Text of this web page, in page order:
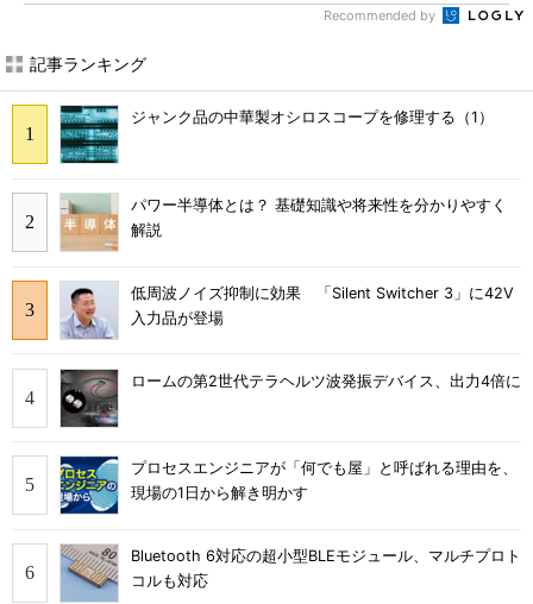
Recommended by
記事ランキング
ジャンク品の中華製オシロスコープを修理する（1）
パワー半導体とは？ 基礎知識や将来性を分かりやすく
解説
低周波ノイズ抑制に効果 「Silent Switcher 3」に42V
入力品が登場
ロームの第2世代テラヘルツ波発振デバイス、出力4倍に
プロセスエンジニアが「何でも屋」と呼ばれる理由を、
現場の1日から解き明かす
Bluetooth 6対応の超小型BLEモジュール、マルチプロト
コルも対応